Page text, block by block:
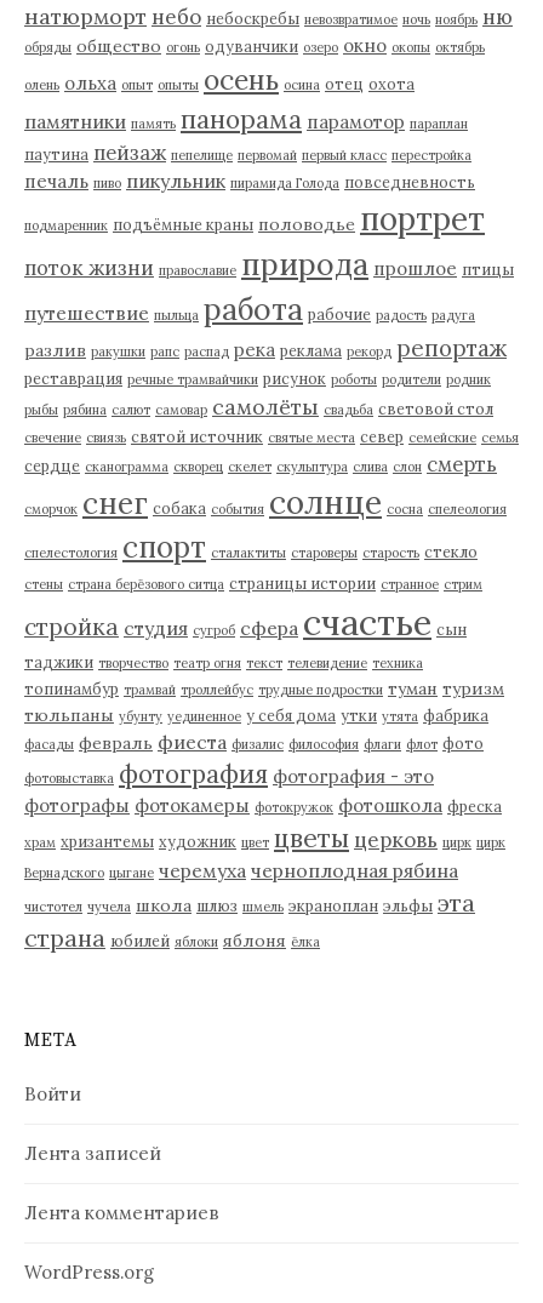
натюрморт небо небоскребы невозвратимое ночь ноябрь ню
обряды общество огонь одуванчики озеро окно окопы октябрь
олень ольха опыт опыты осень осина отец охота
памятники память панорама парамотор параплан
паутина пейзаж пепелище первомай первый класс перестройка
печаль пиво пикульник пирамида Голода повседневность
подмаренник подъёмные краны половодье портрет
поток жизни православие природа прошлое птицы
путешествие пыльца работа рабочие радость радуга
разлив ракушки рапс распад река реклама рекорд репортаж
реставрация речные трамвайчики рисунок роботы родители родник
рыбы рябина салют самовар самолёты свадьба световой стол
свечение свиязь святой источник святые места север семейские семья
сердце сканограмма скворец скелет скульптура слива слон смерть
сморчок снег собака события солнце сосна спелеология
спелестология спорт сталактиты староверы старость стекло
стены страна берёзового ситца страницы истории странное стрим
стройка студия сугроб сфера счастье сын
таджики творчество театр огня текст телевидение техника
топинамбур трамвай троллейбус трудные подростки туман туризм
тюльпаны убунту уединенное у себя дома утки утята фабрика
фасады февраль фиеста физалис философия флаги флот фото
фотовыставка фотография фотография - это
фотографы фотокамеры фотокружок фотошкола фреска
храм хризантемы художник цвет цветы церковь цирк цирк
Вернадского цыгане черемуха черноплодная рябина
чистотел чучела школа шлюз шмель экраноплан эльфы эта
страна юбилей яблоки яблоня ёлка
МЕТА
Войти
Лента записей
Лента комментариев
WordPress.org